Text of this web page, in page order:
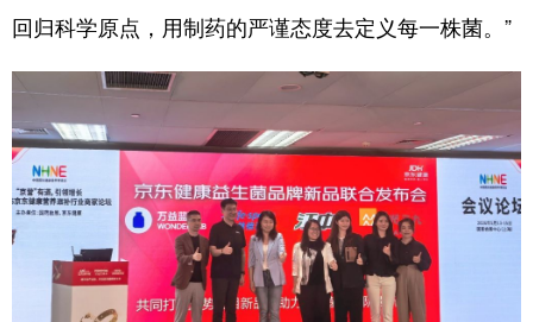
福建 江西
山东 河南 湖北 湖南
广东 广西 海南 重庆
四川 贵州 云南 西藏
陕西 甘肃 青海 宁夏
回归科学原点，用制药的严谨态度去定义每一株菌。”